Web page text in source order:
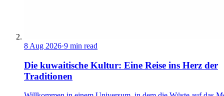
8 Aug 2026·9 min read
Die kuwaitische Kultur: Eine Reise ins Herz der
Traditionen